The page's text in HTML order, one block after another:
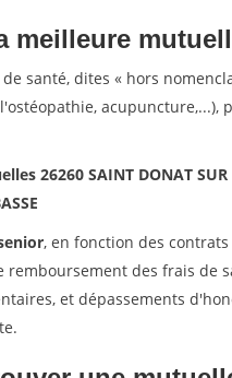
meilleure
santé, dites « hors
acupuncture,...),
26260 SAINT DONAT SUR
, en fonction des contrats
remboursement des frais de
et dépassements